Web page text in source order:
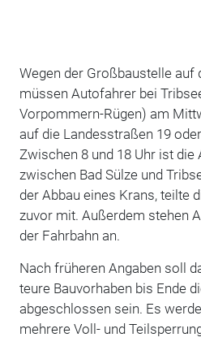
Wegen der Großbaustelle auf
müssen Autofahrer bei
Vorpommern-Rügen) am
auf die Landesstraßen 19
Zwischen 8 und 18 Uhr ist die
zwischen Bad Sülze und
der Abbau eines Krans, teilte
zuvor mit. Außerdem stehen
der Fahrbahn an.
Nach früheren Angaben soll
teure Bauvorhaben bis Ende
abgeschlossen sein. Es
mehrere Voll- und